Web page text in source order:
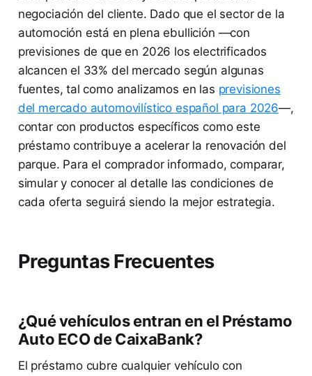
negociación del cliente. Dado que el sector de la
automoción está en plena ebullición —con
previsiones de que en 2026 los electrificados
alcancen el 33% del mercado según algunas
fuentes, tal como analizamos en las previsiones
del mercado automovilístico español para 2026—,
contar con productos específicos como este
préstamo contribuye a acelerar la renovación del
parque. Para el comprador informado, comparar,
simular y conocer al detalle las condiciones de
cada oferta seguirá siendo la mejor estrategia.
Preguntas Frecuentes
¿Qué vehículos entran en el Préstamo
Auto ECO de CaixaBank?
El préstamo cubre cualquier vehículo con